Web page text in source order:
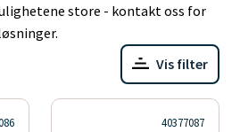
store - kontakt oss for
Vis filter
40377087